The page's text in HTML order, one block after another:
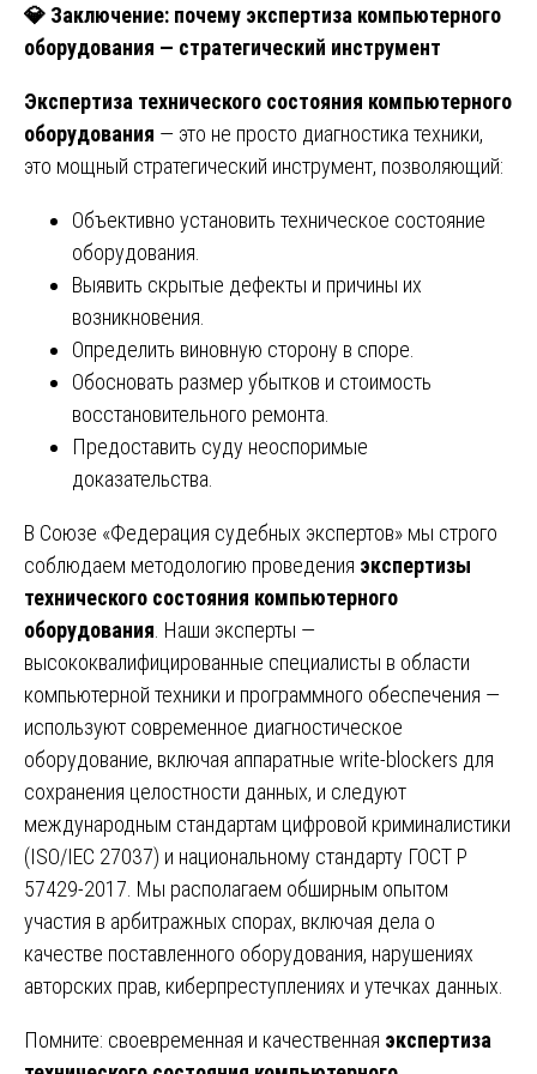
💎 Заключение: почему экспертиза компьютерного
оборудования — стратегический инструмент
Экспертиза технического состояния компьютерного
оборудования — это не просто диагностика техники,
это мощный стратегический инструмент, позволяющий:
Объективно установить техническое состояние
оборудования.
Выявить скрытые дефекты и причины их
возникновения.
Определить виновную сторону в споре.
Обосновать размер убытков и стоимость
восстановительного ремонта.
Предоставить суду неоспоримые
доказательства.
В Союзе «Федерация судебных экспертов» мы строго
соблюдаем методологию проведения экспертизы
технического состояния компьютерного
оборудования . Наши эксперты —
высококвалифицированные специалисты в области
компьютерной техники и программного обеспечения —
используют современное диагностическое
оборудование, включая аппаратные write-blockers для
сохранения целостности данных, и следуют
международным стандартам цифровой криминалистики
(ISO/IEC 27037) и национальному стандарту ГОСТ Р
57429-2017. Мы располагаем обширным опытом
участия в арбитражных спорах, включая дела о
качестве поставленного оборудования, нарушениях
авторских прав, киберпреступлениях и утечках данных.
Помните: своевременная и качественная экспертиза